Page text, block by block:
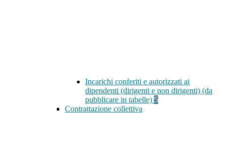
Incarichi conferiti e autorizzati ai
dipendenti (dirigenti e non dirigenti) (da
pubblicare in tabelle) 5
Contrattazione collettiva